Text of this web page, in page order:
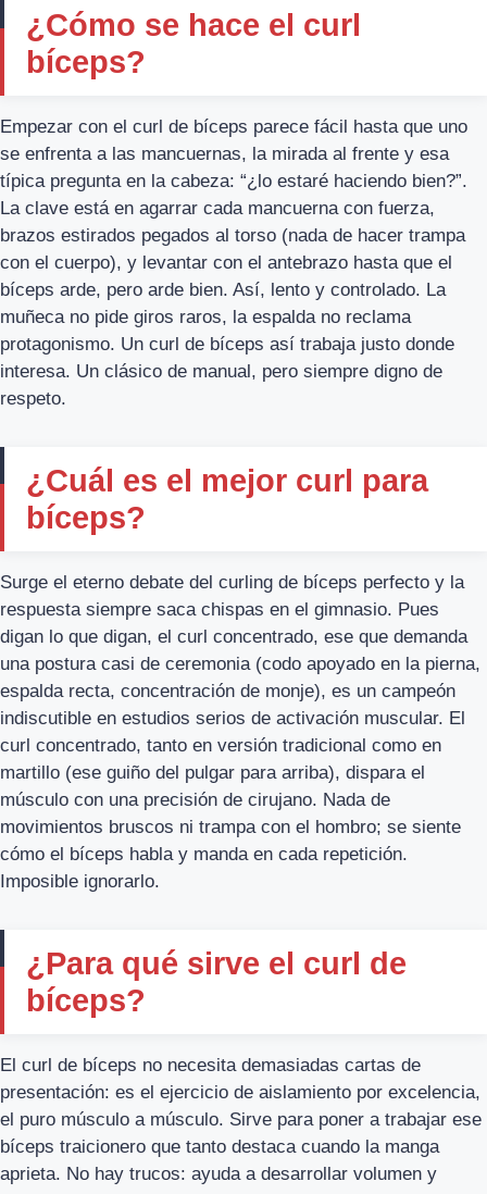
¿Cómo se hace el curl
bíceps?
Empezar con el curl de bíceps parece fácil hasta que uno
se enfrenta a las mancuernas, la mirada al frente y esa
típica pregunta en la cabeza: “¿lo estaré haciendo bien?”.
La clave está en agarrar cada mancuerna con fuerza,
brazos estirados pegados al torso (nada de hacer trampa
con el cuerpo), y levantar con el antebrazo hasta que el
bíceps arde, pero arde bien. Así, lento y controlado. La
muñeca no pide giros raros, la espalda no reclama
protagonismo. Un curl de bíceps así trabaja justo donde
interesa. Un clásico de manual, pero siempre digno de
respeto.
¿Cuál es el mejor curl para
bíceps?
Surge el eterno debate del curling de bíceps perfecto y la
respuesta siempre saca chispas en el gimnasio. Pues
digan lo que digan, el curl concentrado, ese que demanda
una postura casi de ceremonia (codo apoyado en la pierna,
espalda recta, concentración de monje), es un campeón
indiscutible en estudios serios de activación muscular. El
curl concentrado, tanto en versión tradicional como en
martillo (ese guiño del pulgar para arriba), dispara el
músculo con una precisión de cirujano. Nada de
movimientos bruscos ni trampa con el hombro; se siente
cómo el bíceps habla y manda en cada repetición.
Imposible ignorarlo.
¿Para qué sirve el curl de
bíceps?
El curl de bíceps no necesita demasiadas cartas de
presentación: es el ejercicio de aislamiento por excelencia,
el puro músculo a músculo. Sirve para poner a trabajar ese
bíceps traicionero que tanto destaca cuando la manga
aprieta. No hay trucos: ayuda a desarrollar volumen y